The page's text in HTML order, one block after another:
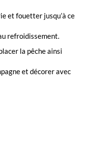
et fouetter jusqu’à ce
refroidissement.
la pêche ainsi
et décorer avec